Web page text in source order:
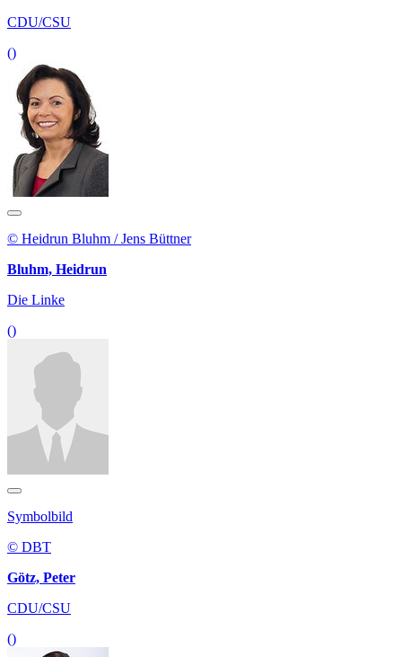
CDU/CSU
()
© Heidrun Bluhm / Jens Büttner
Bluhm, Heidrun
Die Linke
()
Symbolbild
© DBT
Götz, Peter
CDU/CSU
()